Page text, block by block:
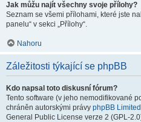
Jak můžu najít všechny svoje přílohy?
Seznam se všemi přílohami, které jste
panelu“ v sekci „Přílohy“.
Nahoru
Záležitosti týkající se phpBB
Kdo napsal toto diskusní fórum?
Tento software (v jeho nemodifikované
chráněn autorskými právy phpBB Limited
General Public License verze 2 (GPL-